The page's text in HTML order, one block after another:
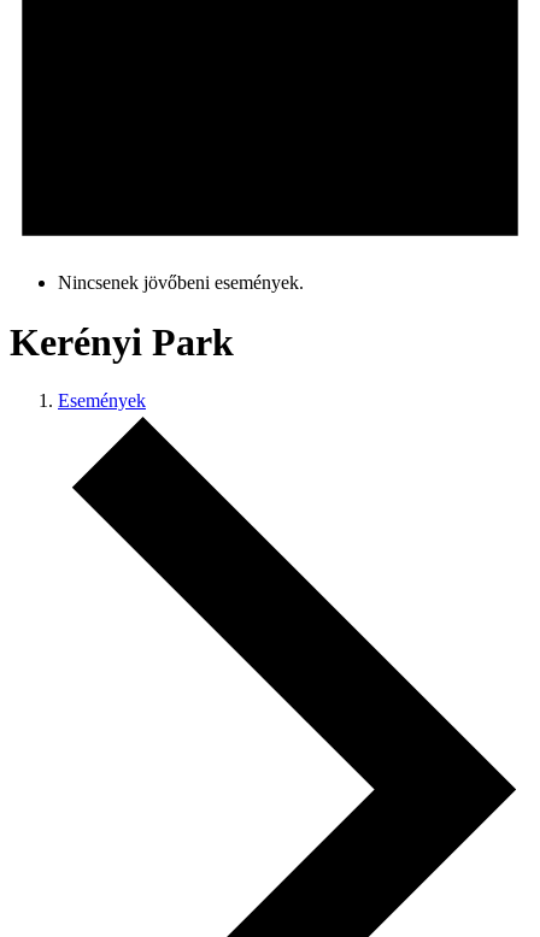
Nincsenek jövőbeni események.
Kerényi Park
Események